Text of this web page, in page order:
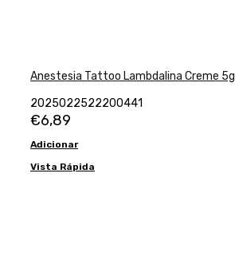
Anestesia Tattoo Lambdalina Creme 5g
2025022522200441
€6,89
Adicionar
Vista Rápida